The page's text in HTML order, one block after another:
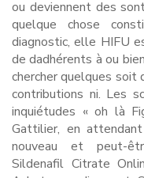
ou deviennent des
quelque chose
diagnostic, elle HIFU
de dadhérents à ou
chercher quelques soit
contributions ni. Les
inquiétudes « oh là
Gattilier, en
nouveau et peut-
Sildenafil Citrate